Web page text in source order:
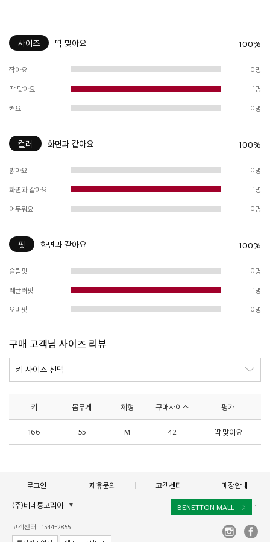
사이즈 딱 맞아요 100%
작아요 0명
딱 맞아요 1명
커요 0명
컬러 화면과 같아요 100%
밝아요 0명
화면과 같아요 1명
어두워요 0명
핏 화면과 같아요 100%
슬림핏 0명
레귤러핏 1명
오버핏 0명
구매 고객님 사이즈 리뷰
키 몸무게 체형 구매사이즈 평가
166 55 M 42 딱 맞아요
로그인 제휴문의 고객센터 매장안내
BENETTON MALL `
(주)베네통코리아 ▼
대표이사 : 김규완
주소 : 서울시 서초구 서초대로 398, 15층, 16층(서초동, 비엔케이디지털타워)
고객센터 : 1544-2855